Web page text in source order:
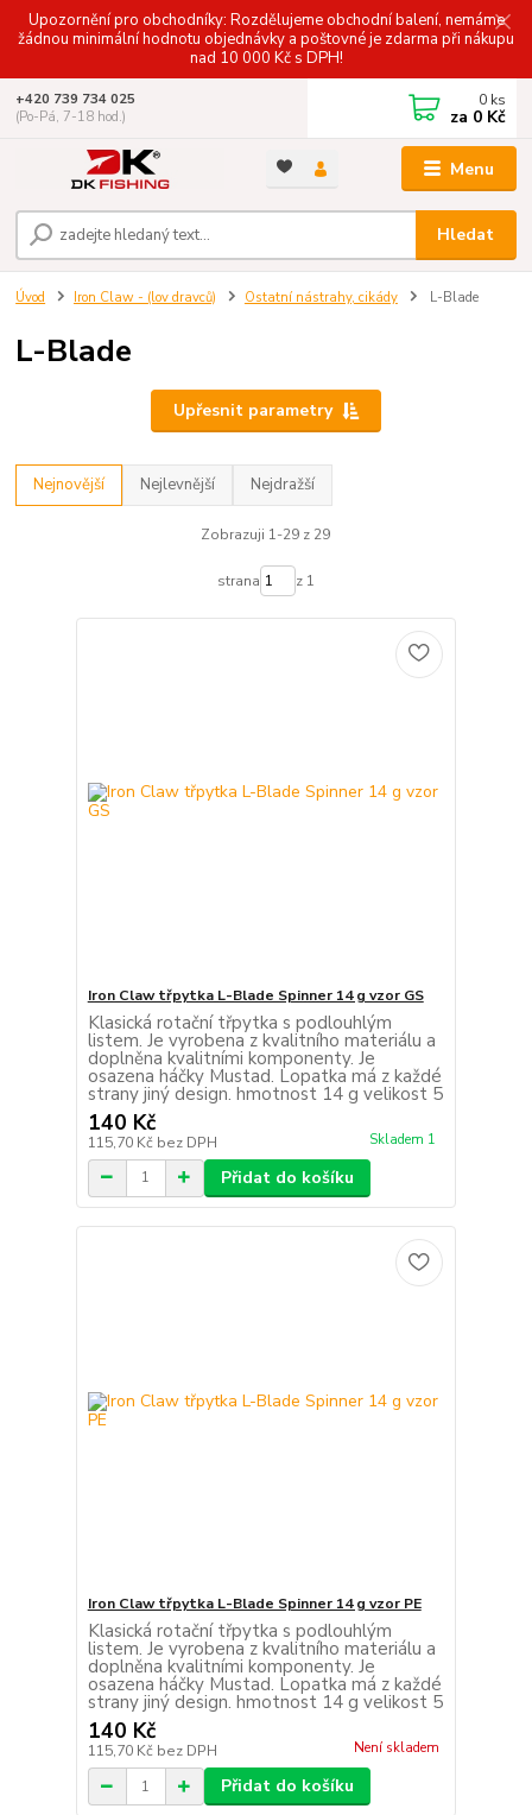
Upozornění pro obchodníky: Rozdělujeme obchodní balení, nemáme
žádnou minimální hodnotu objednávky a poštovné je zdarma při nákupu
nad 10 000 Kč s DPH!
Menu
Hledat
+420 739 734 025
(Po-Pá, 7-18 hod.)
0 ks
za 0 Kč
Úvod Iron Claw - (lov dravců) Ostatní nástrahy, cikády L-Blade
L-Blade
Upřesnit parametry
Nejnovější Nejlevnější Nejdražší
Zobrazuji 1-29 z 29
strana z 1
Iron Claw třpytka L-Blade Spinner 14 g vzor GS
Klasická rotační třpytka s podlouhlým
listem. Je vyrobena z kvalitního materiálu a
doplněna kvalitními komponenty. Je
osazena háčky Mustad. Lopatka má z každé
strany jiný design. hmotnost 14 g velikost 5
140 Kč
115,70 Kč bez DPH Skladem 1
Přidat do košíku
Iron Claw třpytka L-Blade Spinner 14 g vzor PE
Klasická rotační třpytka s podlouhlým
listem. Je vyrobena z kvalitního materiálu a
doplněna kvalitními komponenty. Je
osazena háčky Mustad. Lopatka má z každé
strany jiný design. hmotnost 14 g velikost 5
140 Kč
115,70 Kč bez DPH Není skladem
Přidat do košíku